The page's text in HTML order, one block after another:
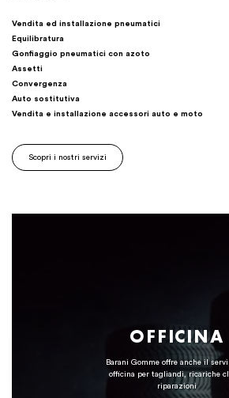
Vendita ed installazione pneumatici
Equilibratura
Gonfiaggio pneumatici con azoto
Assetti
Convergenza
Auto sostitutiva
Vendita e installazione accessori auto e moto
Scopri i nostri servizi
OFFICINA
Barani Gomme offre anche il
officina per tagliandi, ricariche
riparazioni